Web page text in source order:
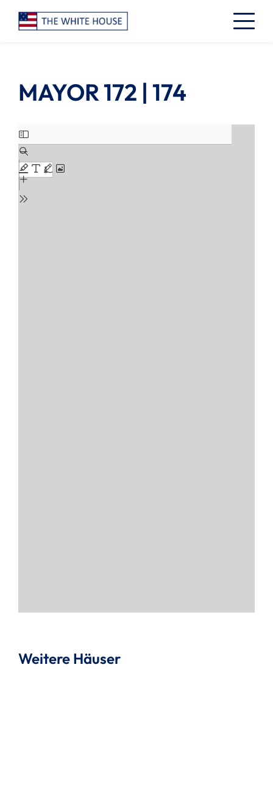
MAYOR 172 | 174
Weitere Häuser